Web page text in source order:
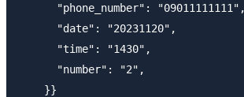
      "phone_number": "09011111111",
      "date": "20231120",
      "time": "1430",
      "number": "2",
    }}